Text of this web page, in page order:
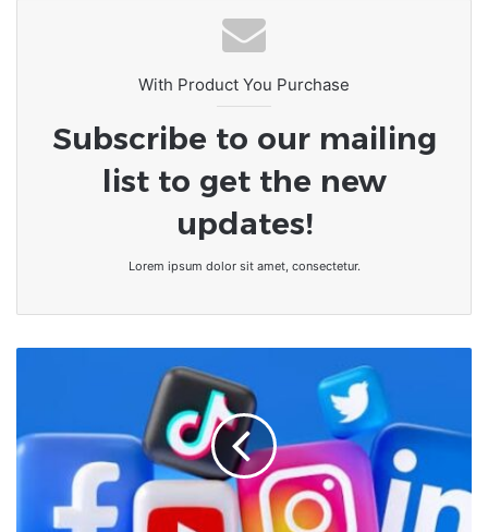
With Product You Purchase
Subscribe to our mailing
list to get the new
updates!
Lorem ipsum dolor sit amet, consectetur.
le